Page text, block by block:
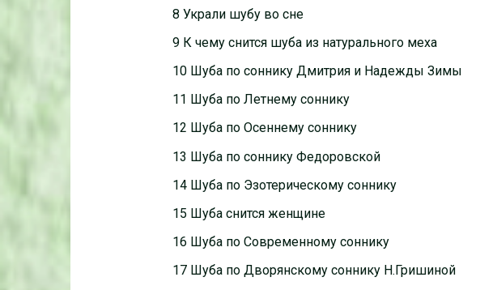
8 Украли шубу во сне
9 К чему снится шуба из натурального меха
10 Шуба по соннику Дмитрия и Надежды Зимы
11 Шуба по Летнему соннику
12 Шуба по Осеннему соннику
13 Шуба по соннику Федоровской
14 Шуба по Эзотерическому соннику
15 Шуба снится женщине
16 Шуба по Современному соннику
17 Шуба по Дворянскому соннику Н.Гришиной